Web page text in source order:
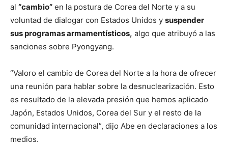
al “cambio” en la postura de Corea del Norte y a su
voluntad de dialogar con Estados Unidos y suspender
sus programas armamentísticos, algo que atribuyó a las
sanciones sobre Pyongyang.
“Valoro el cambio de Corea del Norte a la hora de ofrecer
una reunión para hablar sobre la desnuclearización. Esto
es resultado de la elevada presión que hemos aplicado
Japón, Estados Unidos, Corea del Sur y el resto de la
comunidad internacional”, dijo Abe en declaraciones a los
medios.